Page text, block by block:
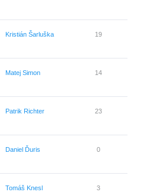
Kristián Šarluška 19
Matej Simon 14
Patrik Richter 23
Daniel Ďuris 0
Tomáš Knesl 3